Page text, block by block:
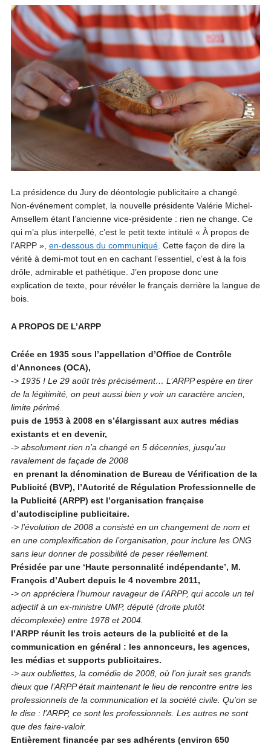
La présidence du Jury de déontologie publicitaire a changé.
Non-événement complet, la nouvelle présidente Valérie Michel-
Amsellem étant l’ancienne vice-présidente : rien ne change. Ce
qui m’a plus interpellé, c’est le petit texte intitulé « À propos de
l’ARPP », en-dessous du communiqué. Cette façon de dire la
vérité à demi-mot tout en en cachant l’essentiel, c’est à la fois
drôle, admirable et pathétique. J’en propose donc une
explication de texte, pour révéler le français derrière la langue de
bois.
A PROPOS DE L’ARPP
Créée en 1935 sous l’appellation d’Office de Contrôle
d’Annonces (OCA),
-> 1935 ! Le 29 août très précisément… L’ARPP espère en tirer
de la légitimité, on peut aussi bien y voir un caractère ancien,
limite périmé.
puis de 1953 à 2008 en s’élargissant aux autres médias
existants et en devenir,
-> absolument rien n’a changé en 5 décennies, jusqu’au
ravalement de façade de 2008
en prenant la dénomination de Bureau de Vérification de la
Publicité (BVP), l’Autorité de Régulation Professionnelle de
la Publicité (ARPP) est l’organisation française
d’autodiscipline publicitaire.
-> l’évolution de 2008 a consisté en un changement de nom et
en une complexification de l’organisation, pour inclure les ONG
sans leur donner de possibilité de peser réellement.
Présidée par une ‘Haute personnalité indépendante’, M.
François d’Aubert depuis le 4 novembre 2011,
-> on appréciera l’humour ravageur de l’ARPP, qui accole un tel
adjectif à un ex-ministre UMP, député (droite plutôt
décomplexée) entre 1978 et 2004.
l’ARPP réunit les trois acteurs de la publicité et de la
communication en général : les annonceurs, les agences,
les médias et supports publicitaires.
-> aux oubliettes, la comédie de 2008, où l’on jurait ses grands
dieux que l’ARPP était maintenant le lieu de rencontre entre les
professionnels de la communication et la société civile. Qu’on se
le dise : l’ARPP, ce sont les professionnels. Les autres ne sont
que des faire-valoir.
Entièrement financée par ses adhérents (environ 650